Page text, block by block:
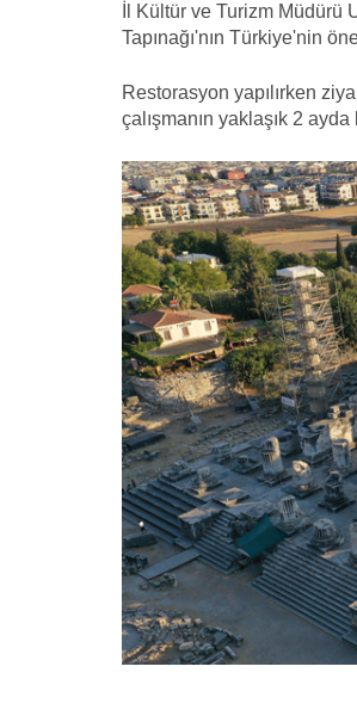
İl Kültür ve Turizm Müdürü
Tapınağı'nın Türkiye'nin
Restorasyon yapılırken
çalışmanın yaklaşık 2